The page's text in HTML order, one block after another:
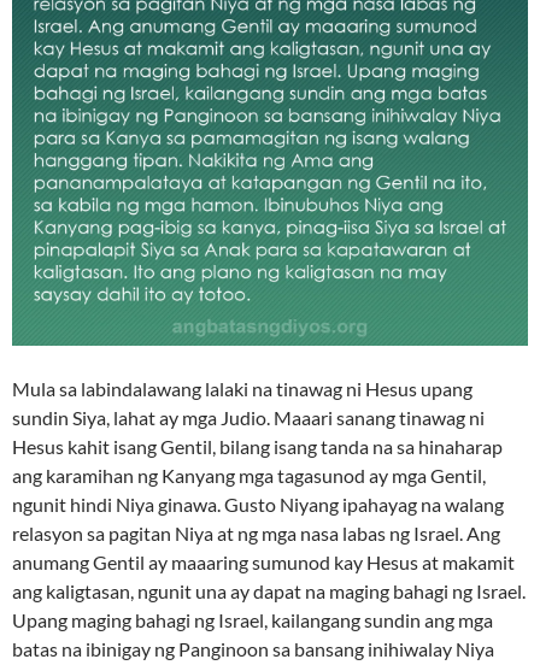
Mula sa labindalawang lalaki na tinawag ni Hesus upang
sundin Siya, lahat ay mga Judio. Maaari sanang tinawag ni
Hesus kahit isang Gentil, bilang isang tanda na sa hinaharap
ang karamihan ng Kanyang mga tagasunod ay mga Gentil,
ngunit hindi Niya ginawa. Gusto Niyang ipahayag na walang
relasyon sa pagitan Niya at ng mga nasa labas ng Israel. Ang
anumang Gentil ay maaaring sumunod kay Hesus at makamit
ang kaligtasan, ngunit una ay dapat na maging bahagi ng Israel.
Upang maging bahagi ng Israel, kailangang sundin ang mga
batas na ibinigay ng Panginoon sa bansang inihiwalay Niya